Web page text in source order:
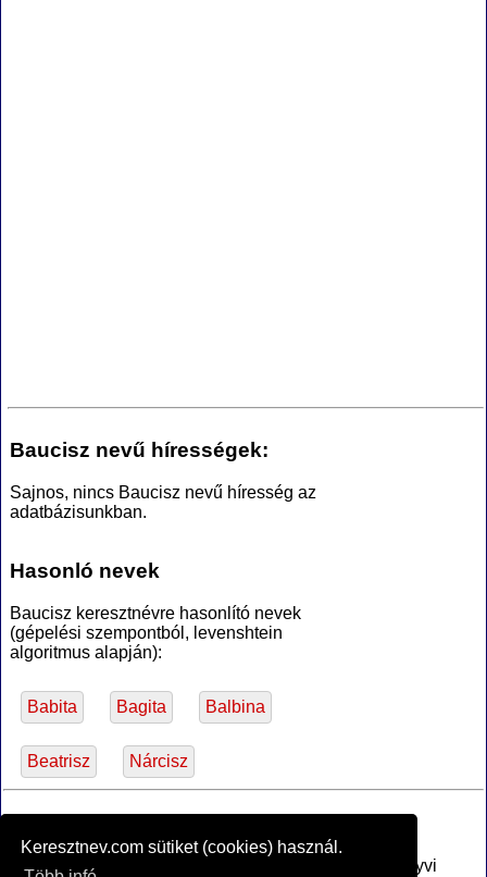
Keresztnev.com sütiket (cookies) használ.
Baucisz nevű hírességek:
Sajnos, nincs Baucisz nevű híresség az
adatbázisunkban.
Hasonló nevek
Baucisz keresztnévre hasonlító nevek
(gépelési szempontból, levenshtein
algoritmus alapján):
Babita Bagita Balbina
Beatrisz Nárcisz
Az MTA Nyelvtudományi Intézete által anyakönyvi